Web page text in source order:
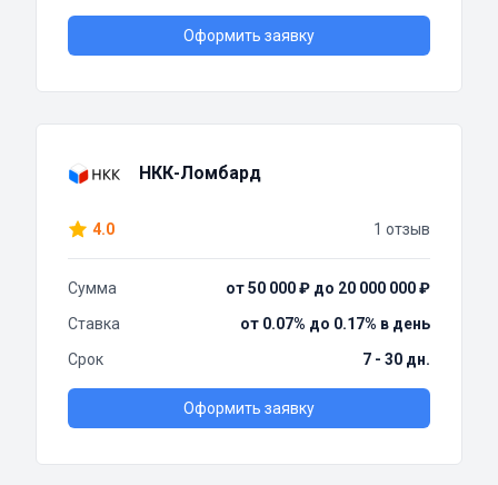
Оформить заявку
НКК-Ломбард
4.0 1 отзыв
Сумма
от 50 000 ₽ до 20 000 000 ₽
Ставка
от 0.07% до 0.17% в день
Срок
7 - 30 дн.
Оформить заявку